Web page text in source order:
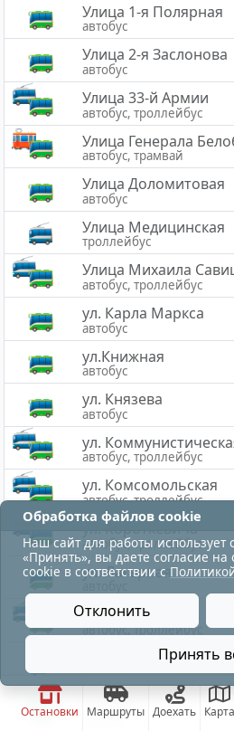
Остановки Маршруты Доехать Карта
Улица 1-я Полярная
автобус
Улица 2-я Заслонова
автобус
Улица 33-й Армии
автобус, троллейбус
Улица Генерала
автобус, трамвай
Улица Доломитовая
автобус
Улица Медицинская
троллейбус
Улица Михаила
автобус, троллейбус
ул. Карла Маркса
автобус
ул.Книжная
автобус
ул. Князева
автобус
ул.
автобус, троллейбус
ул. Комсомольская
автобус, троллейбус
ул. Короткевича
автобус, троллейбус
ул. Лагерная
ул. Лазо
автобус, троллейбус
ул. Леонова
автобус
ул. Лиозненская
автобус
остановка движения
Обработка файлов cookie
Наш сайт для работы
«Принять», вы даете согласие на
cookie в соответствии с
Отклонить
Принять